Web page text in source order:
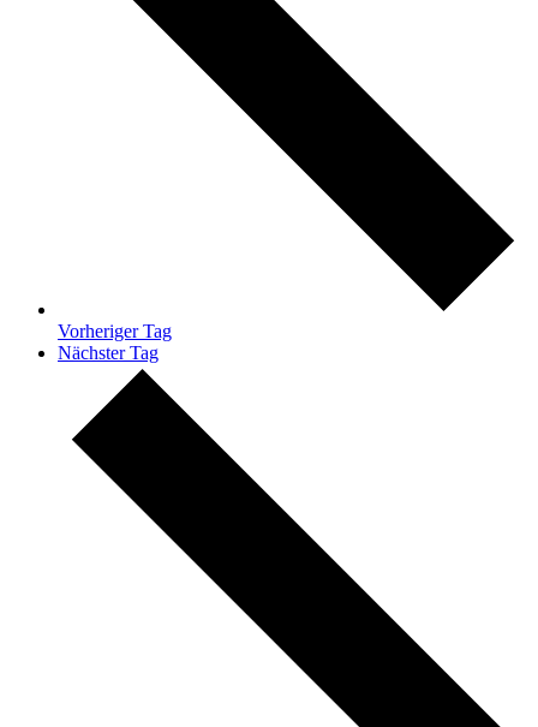
Vorheriger Tag
Nächster Tag